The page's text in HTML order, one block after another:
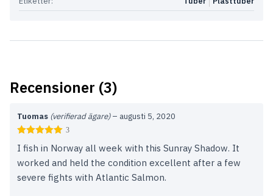
Recensioner (3)
3
Tuomas (verifierad ägare) – augusti 5, 2020
I fish in Norway all week with this Sunray Shadow. It
worked and held the condition excellent after a few
severe fights with Atlantic Salmon.